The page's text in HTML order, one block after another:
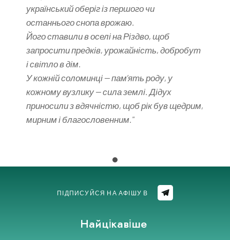
український оберіг із першого чи
останнього снопа врожаю.
Його ставили в оселі на Різдво, щоб
запросити предків, урожайність, добробут
і світло в дім.
У кожній соломинці — пам’ять роду, у
кожному вузлику — сила землі. Дідух
приносили з вдячністю, щоб рік був щедрим,
мирним і благословенним."
ПІДПИСУЙСЯ НА АФІШУ В
Найцікавіше